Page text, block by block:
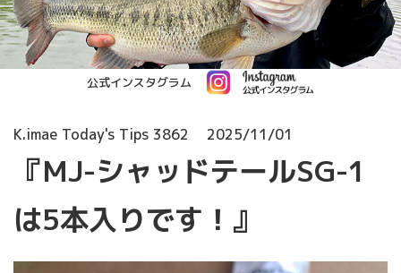
公式インスタグラム
K.imae Today's Tips 3862 2025/11/01
『MJ-シャッドテールSG-1
は5本入りです！』